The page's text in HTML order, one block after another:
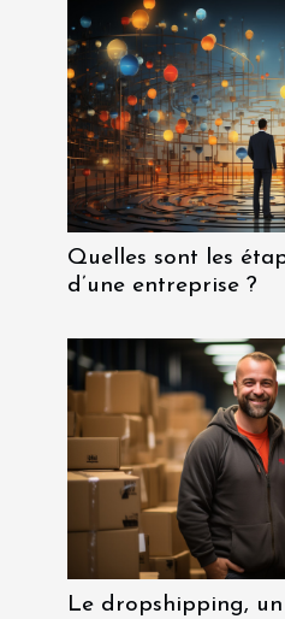
Quelles sont les
d’une entreprise ?
Le dropshipping, un